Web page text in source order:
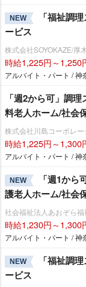
NEW
「福祉調
ービス
株式会社SOYOKAZE/厚
時給1,225円～1,250
アルバイト・パート / 神
「週2から可」調
料老人ホーム/社会
株式会社川島コーポレ
時給1,225円～1,300
アルバイト・パート / 神
NEW
「週1か
護老人ホーム/社会
社会福祉法人あおぞら
時給1,230円～1,300
アルバイト・パート / 神
NEW
「福祉調
ービス